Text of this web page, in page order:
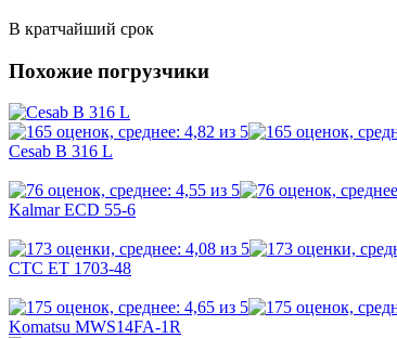
В кратчайший срок
Похожие погрузчики
Cesab B 316 L
Kalmar ECD 55-6
CTC ET 1703-48
Komatsu MWS14FA-1R